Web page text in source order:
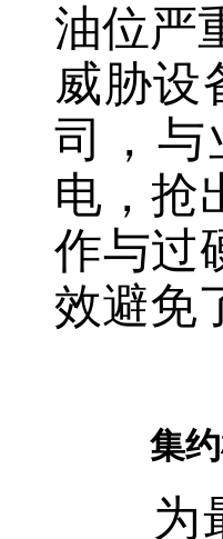
油位严
威胁设
司，与
电，抢
作与过
效避免
集
为最